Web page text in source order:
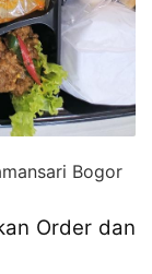
Bogor
Order dan